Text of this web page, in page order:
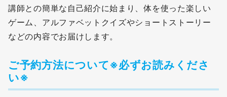
講師との簡単な自己紹介に始まり、体を使った楽しい
ゲーム、アルファベットクイズやショートストーリー
などの内容でお届けします。
ご予約方法について※必ずお読みくださ
い※